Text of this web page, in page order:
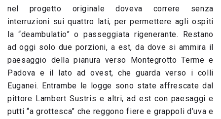
nel progetto originale doveva correre senza
interruzioni sui quattro lati, per permettere agli ospiti
la “deambulatio” o passeggiata rigenerante. Restano
ad oggi solo due porzioni, a est, da dove si ammira il
paesaggio della pianura verso Montegrotto Terme e
Padova e il lato ad ovest, che guarda verso i colli
Euganei. Entrambe le logge sono state affrescate dal
pittore Lambert Sustris e altri, ad est con paesaggi e
putti “a grottesca” che reggono fiere e grappoli d’uva e